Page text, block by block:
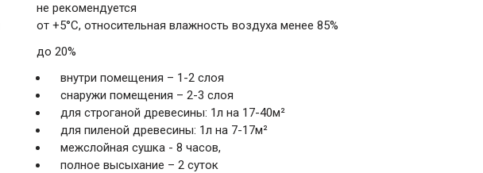
не рекомендуется
от +5°С, относительная влажность воздуха менее 85%
до 20%
внутри помещения – 1-2 слоя
снаружи помещения – 2-3 слоя
для строганой древесины: 1л на 17-40м²
для пиленой древесины: 1л на 7-17м²
межслойная сушка - 8 часов,
полное высыхание – 2 суток